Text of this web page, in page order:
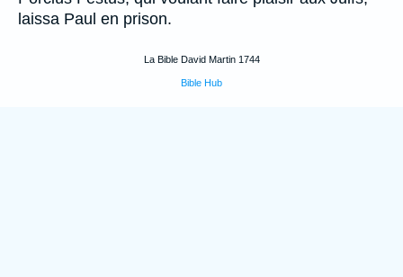
laissa Paul en prison.
La Bible David Martin 1744
Bible Hub